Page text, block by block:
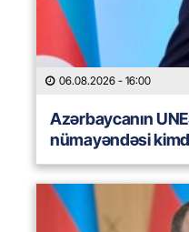
06.08.2026 - 16:00
Azərbaycanın
nümayəndəsi